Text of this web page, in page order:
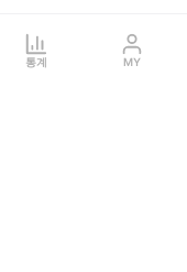
통계 MY